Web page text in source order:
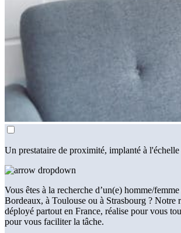
Un prestataire de proximité, implanté à
Vous êtes à la recherche d’un(e) homme/
Bordeaux, à Toulouse ou à Strasbourg ? Notre
déployé partout en France, réalise pour vous
pour vous faciliter la tâche.